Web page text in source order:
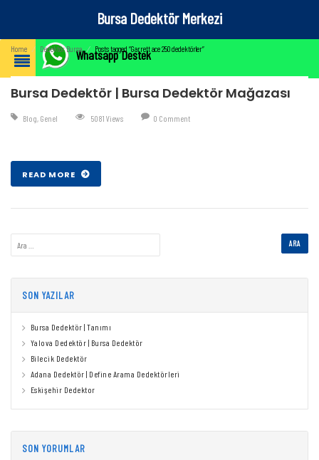
Bursa Dedektör Merkezi
Whatsapp Destek
Home ⁄ Dedektör Bursa ⁄ Posts tagged “Garrett ace 250 dedektörler”
Bursa Dedektör | Bursa Dedektör Mağazası
Blog, Genel 5081 Views 0 Comment
READ MORE
SON YAZILAR
Bursa Dedektör | Tanımı
Yalova Dedektör | Bursa Dedektör
Bilecik Dedektör
Adana Dedektör | Define Arama Dedektörleri
Eskişehir Dedektor
SON YORUMLAR